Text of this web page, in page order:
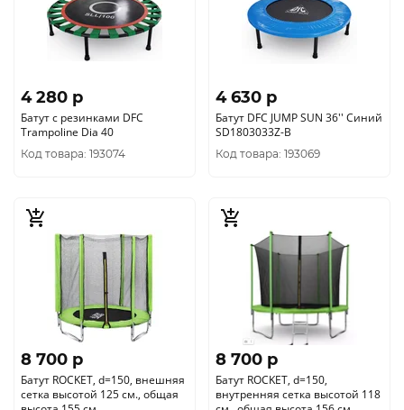
4 280 p
Батут с резинками DFC
Trampoline Dia 40
Код товара: 193074
4 630 p
Батут DFC JUMP SUN 36'' Синий
SD1803033Z-B
Код товара: 193069
8 700 p
Батут ROCKET, d=150, внешняя
сетка высотой 125 см., общая
8 700 p
Батут ROCKET, d=150,
внутренняя сетка высотой 118